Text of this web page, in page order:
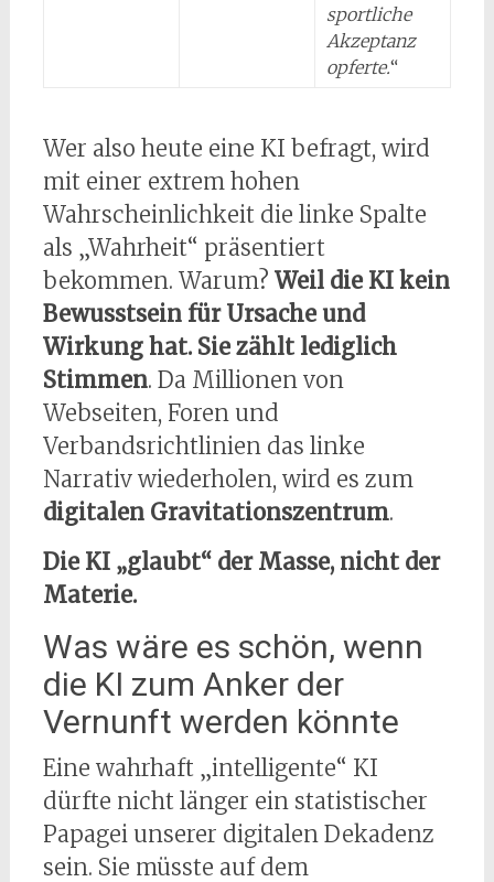
sportliche
Akzeptanz
opferte.“
Wer also heute eine KI befragt, wird
mit einer extrem hohen
Wahrscheinlichkeit die linke Spalte
als „Wahrheit“ präsentiert
bekommen. Warum? Weil die KI kein
Bewusstsein für Ursache und
Wirkung hat. Sie zählt lediglich
Stimmen. Da Millionen von
Webseiten, Foren und
Verbandsrichtlinien das linke
Narrativ wiederholen, wird es zum
digitalen Gravitationszentrum.
Die KI „glaubt“ der Masse, nicht der
Materie.
Was wäre es schön, wenn
die KI zum Anker der
Vernunft werden könnte
Eine wahrhaft „intelligente“ KI
dürfte nicht länger ein statistischer
Papagei unserer digitalen Dekadenz
sein. Sie müsste auf dem